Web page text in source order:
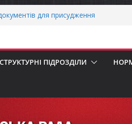
для присудження
СТРУКТУРНІ ПІДРОЗДІЛИ